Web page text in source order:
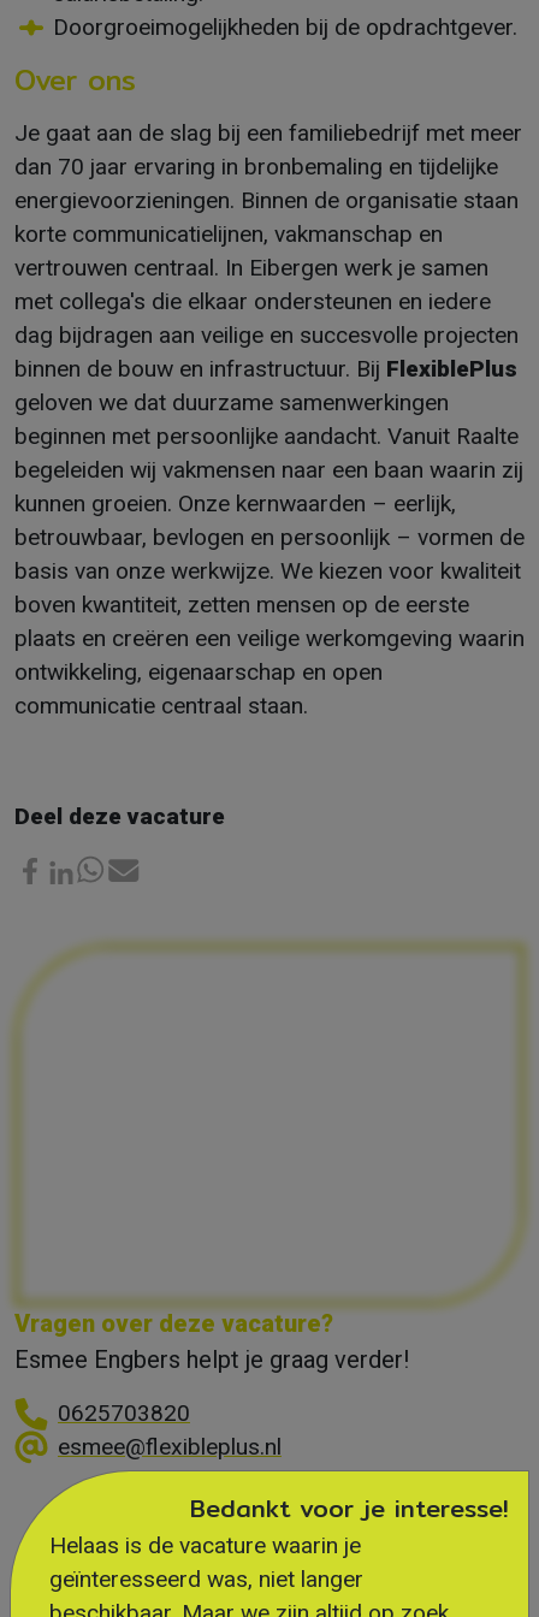
Doorgroeimogelijkheden bij de opdrachtgever.
Over ons
Je gaat aan de slag bij een familiebedrijf met meer
dan 70 jaar ervaring in bronbemaling en tijdelijke
energievoorzieningen. Binnen de organisatie staan
korte communicatielijnen, vakmanschap en
vertrouwen centraal. In Eibergen werk je samen
met collega's die elkaar ondersteunen en iedere
dag bijdragen aan veilige en succesvolle projecten
binnen de bouw en infrastructuur. Bij FlexiblePlus
geloven we dat duurzame samenwerkingen
beginnen met persoonlijke aandacht. Vanuit Raalte
begeleiden wij vakmensen naar een baan waarin zij
kunnen groeien. Onze kernwaarden – eerlijk,
betrouwbaar, bevlogen en persoonlijk – vormen de
basis van onze werkwijze. We kiezen voor kwaliteit
boven kwantiteit, zetten mensen op de eerste
plaats en creëren een veilige werkomgeving waarin
ontwikkeling, eigenaarschap en open
communicatie centraal staan.
Deel deze vacature
Vragen over deze vacature?
Esmee Engbers helpt je graag verder!
0625703820
esmee@flexibleplus.nl
Bedankt voor je interesse!
Helaas is de vacature waarin je
geïnteresseerd was, niet langer